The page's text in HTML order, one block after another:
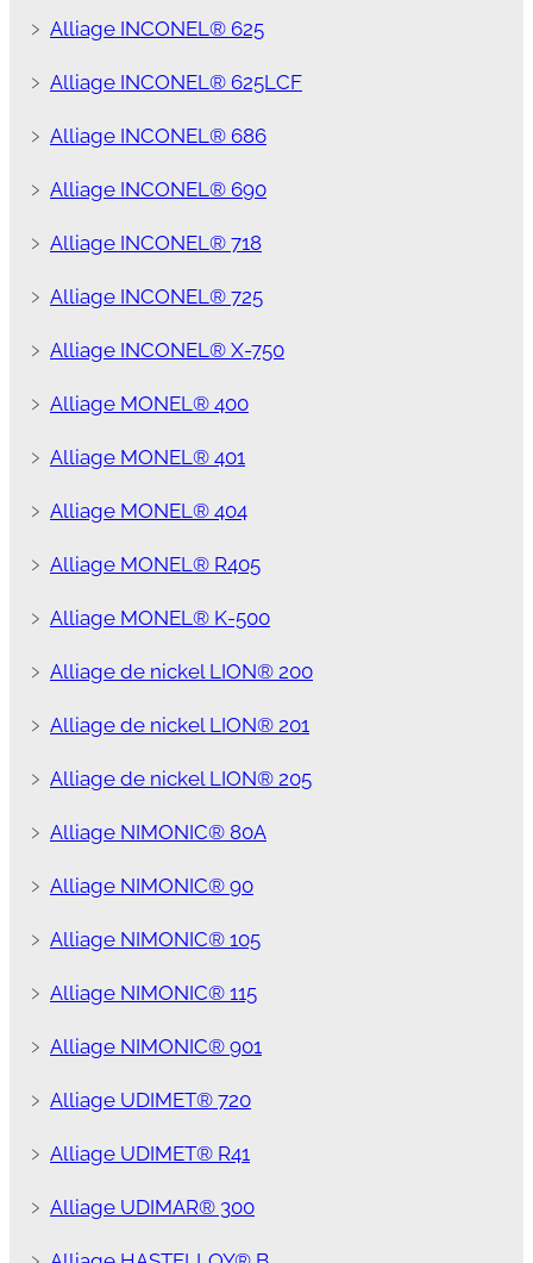
﹥ Alliage INCONEL® 625
﹥ Alliage INCONEL® 625LCF
﹥ Alliage INCONEL® 686
﹥ Alliage INCONEL® 690
﹥ Alliage INCONEL® 718
﹥ Alliage INCONEL® 725
﹥ Alliage INCONEL® X-750
﹥ Alliage MONEL® 400
﹥ Alliage MONEL® 401
﹥ Alliage MONEL® 404
﹥ Alliage MONEL® R405
﹥ Alliage MONEL® K-500
﹥ Alliage de nickel LION® 200
﹥ Alliage de nickel LION® 201
﹥ Alliage de nickel LION® 205
﹥ Alliage NIMONIC® 80A
﹥ Alliage NIMONIC® 90
﹥ Alliage NIMONIC® 105
﹥ Alliage NIMONIC® 115
﹥ Alliage NIMONIC® 901
﹥ Alliage UDIMET® 720
﹥ Alliage UDIMET® R41
﹥ Alliage UDIMAR® 300